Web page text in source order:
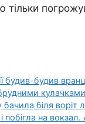
будив-будив
біля воріт
на